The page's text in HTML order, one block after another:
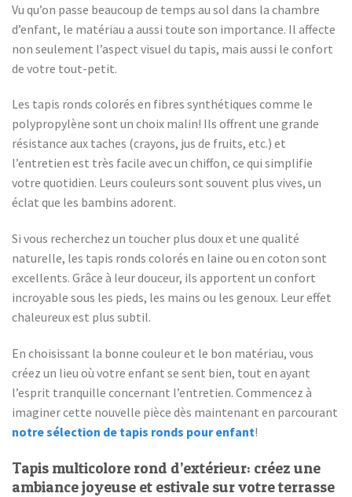
Vu qu’on passe beaucoup de temps au sol dans la chambre
d’enfant, le matériau a aussi toute son importance. Il affecte
non seulement l’aspect visuel du tapis, mais aussi le confort
de votre tout-petit.
Les tapis ronds colorés en fibres synthétiques comme le
polypropylène sont un choix malin! Ils offrent une grande
résistance aux taches (crayons, jus de fruits, etc.) et
l’entretien est très facile avec un chiffon, ce qui simplifie
votre quotidien. Leurs couleurs sont souvent plus vives, un
éclat que les bambins adorent.
Si vous recherchez un toucher plus doux et une qualité
naturelle, les tapis ronds colorés en laine ou en coton sont
excellents. Grâce à leur douceur, ils apportent un confort
incroyable sous les pieds, les mains ou les genoux. Leur effet
chaleureux est plus subtil.
En choisissant la bonne couleur et le bon matériau, vous
créez un lieu où votre enfant se sent bien, tout en ayant
l’esprit tranquille concernant l’entretien. Commencez à
imaginer cette nouvelle pièce dès maintenant en parcourant
notre sélection de tapis ronds pour enfant!
Tapis multicolore rond d’extérieur: créez une
ambiance joyeuse et estivale sur votre terrasse